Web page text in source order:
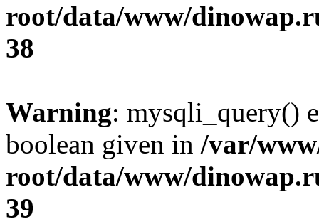
root/data/www/
38
Warning: mysqli_query()
boolean given in /var/
root/data/www/
39